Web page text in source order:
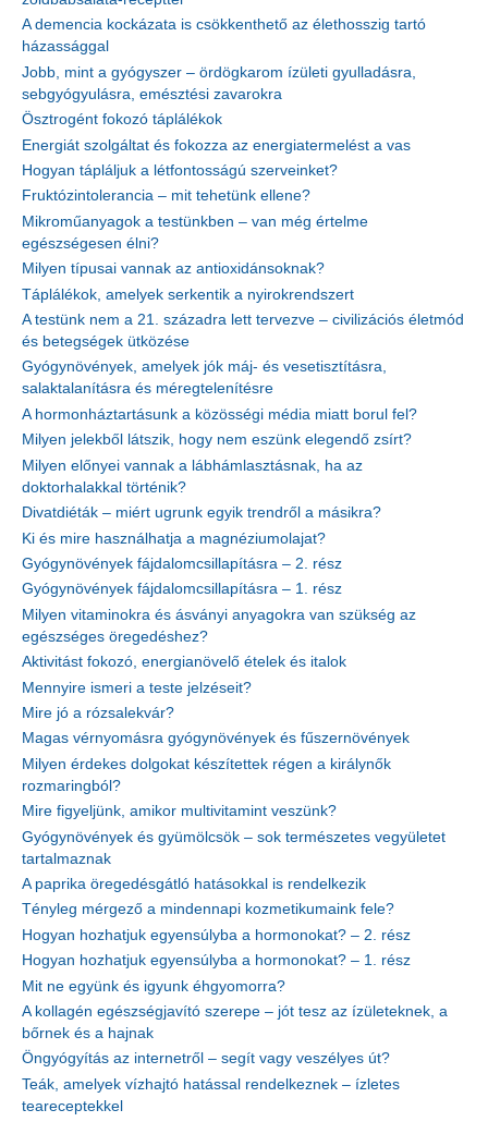
A demencia kockázata is csökkenthető az élethosszig tartó
házassággal
Jobb, mint a gyógyszer – ördögkarom ízületi gyulladásra,
sebgyógyulásra, emésztési zavarokra
Ösztrogént fokozó táplálékok
Energiát szolgáltat és fokozza az energiatermelést a vas
Hogyan tápláljuk a létfontosságú szerveinket?
Fruktózintolerancia – mit tehetünk ellene?
Mikroműanyagok a testünkben – van még értelme
egészségesen élni?
Milyen típusai vannak az antioxidánsoknak?
Táplálékok, amelyek serkentik a nyirokrendszert
A testünk nem a 21. századra lett tervezve – civilizációs életmód
és betegségek ütközése
Gyógynövények, amelyek jók máj- és vesetisztításra,
salaktalanításra és méregtelenítésre
A hormonháztartásunk a közösségi média miatt borul fel?
Milyen jelekből látszik, hogy nem eszünk elegendő zsírt?
Milyen előnyei vannak a lábhámlasztásnak, ha az
doktorhalakkal történik?
Divatdiéták – miért ugrunk egyik trendről a másikra?
Ki és mire használhatja a magnéziumolajat?
Gyógynövények fájdalomcsillapításra – 2. rész
Gyógynövények fájdalomcsillapításra – 1. rész
Milyen vitaminokra és ásványi anyagokra van szükség az
egészséges öregedéshez?
Aktivitást fokozó, energianövelő ételek és italok
Mennyire ismeri a teste jelzéseit?
Mire jó a rózsalekvár?
Magas vérnyomásra gyógynövények és fűszernövények
Milyen érdekes dolgokat készítettek régen a királynők
rozmaringból?
Mire figyeljünk, amikor multivitamint veszünk?
Gyógynövények és gyümölcsök – sok természetes vegyületet
tartalmaznak
A paprika öregedésgátló hatásokkal is rendelkezik
Tényleg mérgező a mindennapi kozmetikumaink fele?
Hogyan hozhatjuk egyensúlyba a hormonokat? – 2. rész
Hogyan hozhatjuk egyensúlyba a hormonokat? – 1. rész
Mit ne együnk és igyunk éhgyomorra?
A kollagén egészségjavító szerepe – jót tesz az ízületeknek, a
bőrnek és a hajnak
Öngyógyítás az internetről – segít vagy veszélyes út?
Teák, amelyek vízhajtó hatással rendelkeznek – ízletes
teareceptekkel